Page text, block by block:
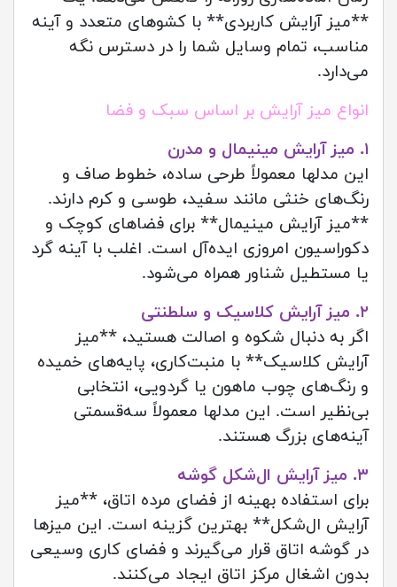
**میز آرایش کاربردی** با کشوهای متعدد و آینه
مناسب، تمام وسایل شما را در دسترس نگه
می‌دارد.
انواع میز آرایش بر اساس سبک و فضا
۱. میز آرایش مینیمال و مدرن
این مدلها معمولاً طرحی ساده، خطوط صاف و
رنگ‌های خنثی مانند سفید، طوسی و کرم دارند.
**میز آرایش مینیمال** برای فضاهای کوچک و
دکوراسیون امروزی ایده‌آل است. اغلب با آینه گرد
یا مستطیل شناور همراه می‌شود.
۲. میز آرایش کلاسیک و سلطنتی
اگر به دنبال شکوه و اصالت هستید، **میز
آرایش کلاسیک** با منبت‌کاری، پایه‌های خمیده
و رنگ‌های چوب ماهون یا گردویی، انتخابی
بی‌نظیر است. این مدلها معمولاً سه‌قسمتی
آینه‌های بزرگ هستند.
۳. میز آرایش ال‌شکل گوشه
برای استفاده بهینه از فضای مرده اتاق، **میز
آرایش ال‌شکل** بهترین گزینه است. این میزها
در گوشه اتاق قرار می‌گیرند و فضای کاری وسیعی
بدون اشغال مرکز اتاق ایجاد می‌کنند.